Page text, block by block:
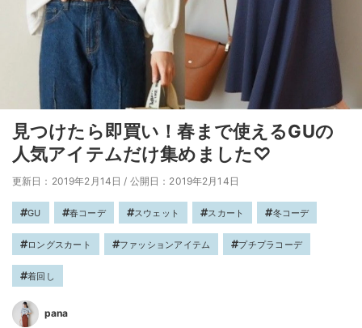
見つけたら即買い！春まで使えるGUの
人気アイテムだけ集めました♡
更新日：2019年2月14日 / 公開日：2019年2月14日
GU 春コーデ スウェット スカート 冬コーデ
ロングスカート ファッションアイテム プチプラコーデ
着回し
pana